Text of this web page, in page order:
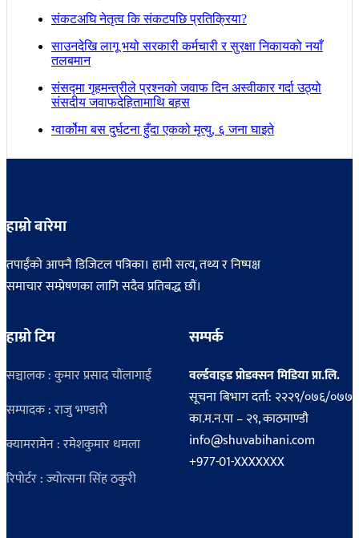
संकटअघि नेतृत्व कि संकटपछि प्रतिक्रिया?
साउनदेखि लागू भयो सरकारी कर्मचारी र सुरक्षा निकायको नयाँ
तलबमान
संसद्मा गृहमन्त्रीले प्रश्नको जवाफ दिन अस्वीकार गर्दा उठ्यो
संसदीय जवाफदेहितामाथि बहस
ग्वार्कोमा बस दुर्घटना हुँदा एकको मृत्यु, ६ जना घाइते
हाम्रो बारेमा
तपाईंको आफ्नै डिजिटल पत्रिका। हामी सत्य, तथ्य र निष्पक्ष
समाचार सम्प्रेषणका लागि सदैव प्रतिबद्ध छौं।
हाम्रो टिम
सञ्चालक : कुमार प्रसाद चौंलागाईं
सम्पादक : राजु भण्डारी
क्यामरामेन : रमेशकुमार धमला
रिपोर्टर : ज्योत्सना सिंह ठकुरी
सम्पर्क
वर्ल्डवाइड प्रोडक्सन मिडिया प्रा.लि.
सूचना बिभाग दर्ता: २२२९/०७६/०७७
का.म.न.पा – २९, काठमाण्डौ
info@shuvabihani.com
+977-01-XXXXXXX